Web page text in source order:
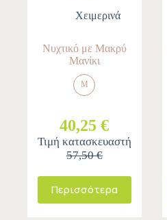
Χειμερινά
Νυχτικό με Μακρύ
Μανίκι
M
40,25 €
Τιμή κατασκευαστή
57,50 €
Περισσότερα